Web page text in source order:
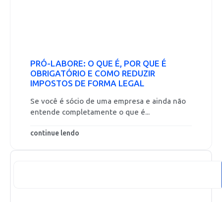
PRÓ-LABORE: O QUE É, POR QUE É
OBRIGATÓRIO E COMO REDUZIR
IMPOSTOS DE FORMA LEGAL
Se você é sócio de uma empresa e ainda não
entende completamente o que é...
continue lendo